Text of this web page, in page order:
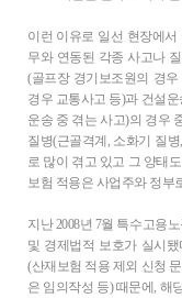
이런 이유로 일선 현장에
무와 연동된 각종 사고나
(골프장 경기보조원의 경
경우 교통사고 등)과 건설
운송 중 겪는 사고)의 경우
질병(근골격계, 소화기 질
로 많이 겪고 있고 그 양태
보험 적용은 사업주와 정부
지난 2008년 7월 특수고용
및 경제법적 보호가 실시
(산재보험 적용 제외 신청
은 임의작성 등) 때문에, 해